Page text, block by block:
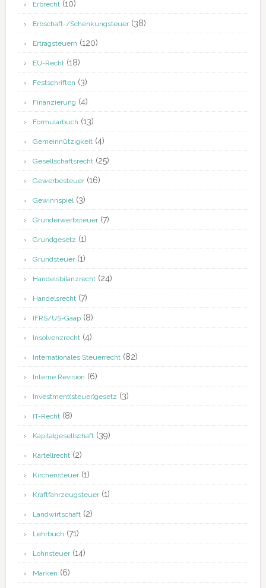
Erbrecht(10)
Erbschaft-/Schenkungsteuer(38)
Ertragsteuern (120)
EU-Recht(18)
Festschriften (3)
Finanzierung (4)
Formularbuch (13)
Gemeinnützigkeit(4)
Gesellschaftsrecht(25)
Gewerbesteuer(16)
Gewinnspiel(3)
Grunderwerbsteuer(7)
Grundgesetz (1)
Grundsteuer(1)
Handelsbilanzrecht(24)
Handelsrecht(7)
IFRS/US-Gaap(8)
Insolvenzrecht(4)
Internationales Steuerrecht(82)
Interne Revision (6)
Investment(steuer)gesetz (3)
IT-Recht(8)
Kapitalgesellschaft(39)
Kartellrecht(2)
Kirchensteuer(1)
Kraftfahrzeugsteuer(1)
Landwirtschaft(2)
Lehrbuch (71)
Lohnsteuer(14)
Marken (6)